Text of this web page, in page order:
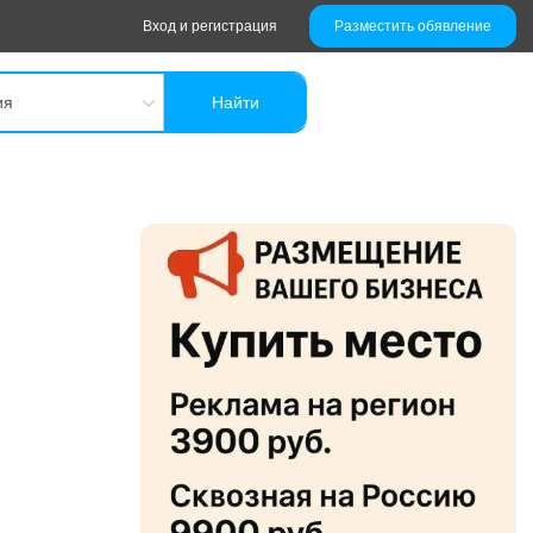
Вход и регистрация Разместить обявление
Найти